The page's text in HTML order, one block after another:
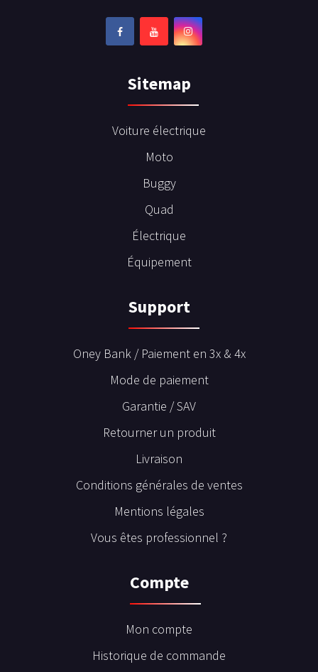
Sitemap
Voiture électrique
Moto
Buggy
Quad
Électrique
Équipement
Support
Oney Bank / Paiement en 3x & 4x
Mode de paiement
Garantie / SAV
Retourner un produit
Livraison
Conditions générales de ventes
Mentions légales
Vous êtes professionnel ?
Compte
Mon compte
Historique de commande